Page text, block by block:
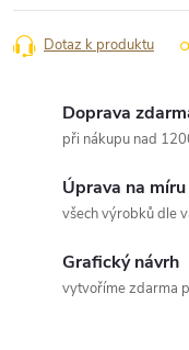
Dotaz k produktu
Doprava
při nákupu nad
Úprava na míru
všech výrobků dle
Grafický návrh
vytvoříme zdarma